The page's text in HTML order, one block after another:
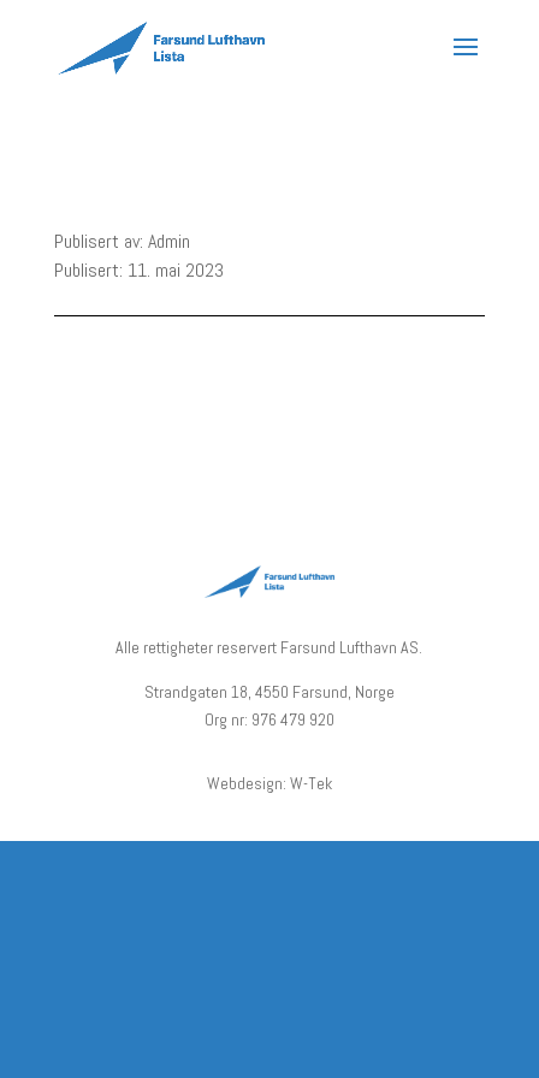
Publisert av: Admin
Publisert: 11. mai 2023
Alle rettigheter reservert Farsund Lufthavn AS.
Strandgaten 18, 4550 Farsund, Norge
Org nr: 976 479 920
Webdesign: W-Tek